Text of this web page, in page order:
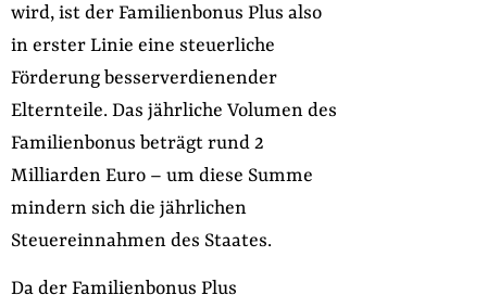
wird, ist der Familienbonus Plus also
in erster Linie eine steuerliche
Förderung besserverdienender
Elternteile. Das jährliche Volumen des
Familienbonus beträgt rund 2
Milliarden Euro – um diese Summe
mindern sich die jährlichen
Steuereinnahmen des Staates.
Da der Familienbonus Plus